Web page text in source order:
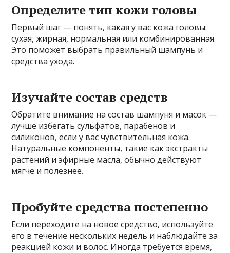
Определите тип кожи головы
Первый шаг — понять, какая у вас кожа головы:
сухая, жирная, нормальная или комбинированная.
Это поможет выбрать правильный шампунь и
средства ухода.
Изучайте состав средств
Обратите внимание на состав шампуня и масок —
лучше избегать сульфатов, парабенов и
силиконов, если у вас чувствительная кожа.
Натуральные компоненты, такие как экстракты
растений и эфирные масла, обычно действуют
мягче и полезнее.
Пробуйте средства постепенно
Если переходите на новое средство, используйте
его в течение нескольких недель и наблюдайте за
реакцией кожи и волос. Иногда требуется время,